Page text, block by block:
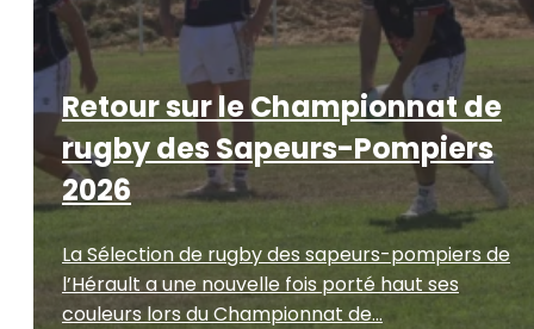
Retour sur le Championnat de
rugby des Sapeurs-Pompiers
2026
La Sélection de rugby des sapeurs-pompiers de
l’Hérault a une nouvelle fois porté haut ses
couleurs lors du Championnat de...